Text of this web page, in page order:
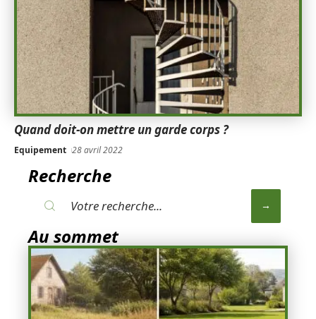
Quand doit-on mettre un garde corps ?
Equipement 28 avril 2022
Recherche
Au sommet